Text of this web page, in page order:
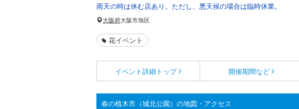
雨天の時は休む店あり。ただし、悪天候の場合は臨時休業。
大阪府大阪市旭区
花イベント
イベント詳細 トップ 開催期間など
春の植木市（城北公園）の地図・アクセス